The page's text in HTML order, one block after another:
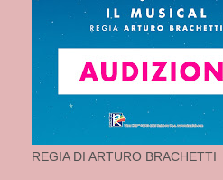
REGIA DI ARTURO BRACHETTI